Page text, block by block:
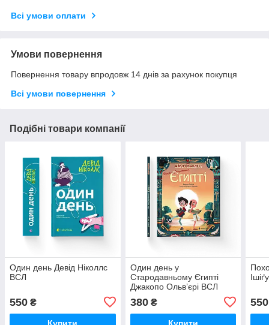
Всі умови оплати
Умови повернення
Повернення товару впродовж 14 днів за рахунок покупця
Всі умови повернення
Подібні товари компанії
Один день Девід Ніколлс
ВСЛ
550 ₴
Один день у
Стародавньому Єгипті
Джакопо Ольв’єрі ВСЛ
380₴ 550